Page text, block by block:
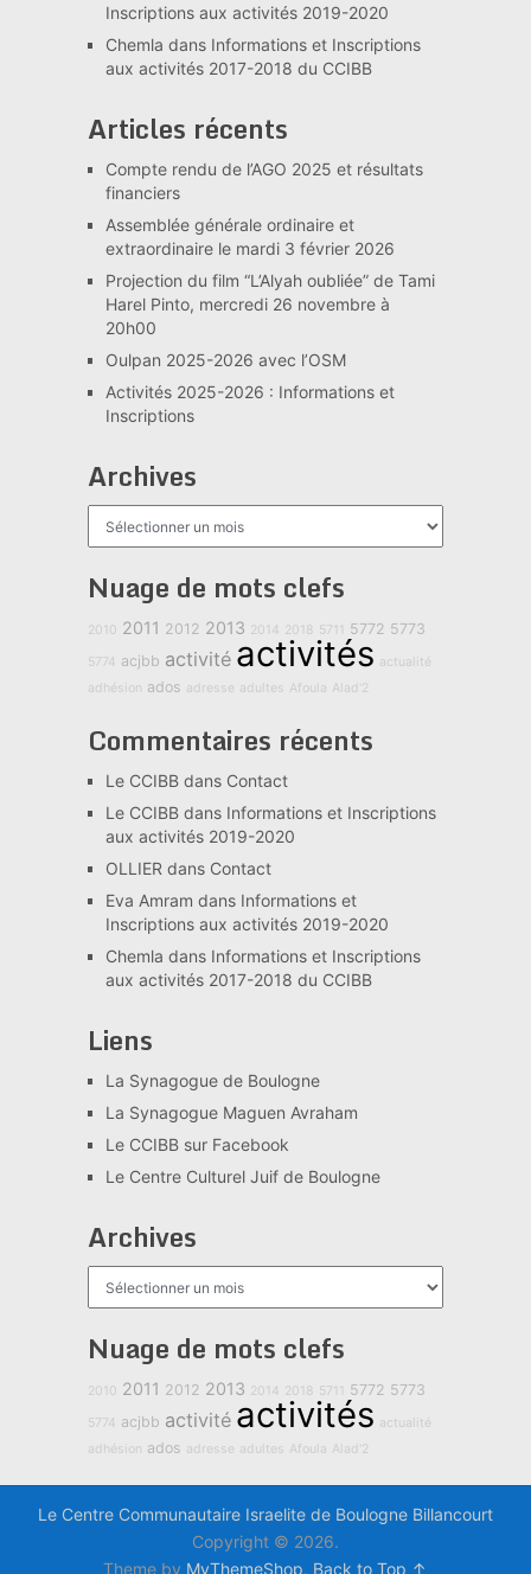
Inscriptions aux activités 2019-2020
Chemla dans Informations et Inscriptions
aux activités 2017-2018 du CCIBB
Articles récents
Compte rendu de l’AGO 2025 et résultats
financiers
Assemblée générale ordinaire et
extraordinaire le mardi 3 février 2026
Projection du film “L’Alyah oubliée” de Tami
Harel Pinto, mercredi 26 novembre à
20h00
Oulpan 2025-2026 avec l’OSM
Activités 2025-2026 : Informations et
Inscriptions
Archives
Nuage de mots clefs
2010 2011 2012 2013 2014 2018 5711 5772 5773
5774 acjbb activité activités actualité
adhésion ados adresse adultes Afoula Alad'2
Commentaires récents
Le CCIBBdans Contact
Le CCIBBdans Informations et Inscriptions
aux activités 2019-2020
OLLIER dans Contact
Eva Amram dans Informations et
Inscriptions aux activités 2019-2020
Chemla dans Informations et Inscriptions
aux activités 2017-2018 du CCIBB
Liens
La Synagogue de Boulogne
La Synagogue Maguen Avraham
Le CCIBB sur Facebook
Le Centre Culturel Juif de Boulogne
Archives
Nuage de mots clefs
2010 2011 2012 2013 2014 2018 5711 5772 5773
5774 acjbb activité activités actualité
adhésion ados adresse adultes Afoula Alad'2
Le Centre Communautaire Israelite de Boulogne Billancourt
Copyright © 2026.
Theme by MyThemeShop. Back to Top ↑